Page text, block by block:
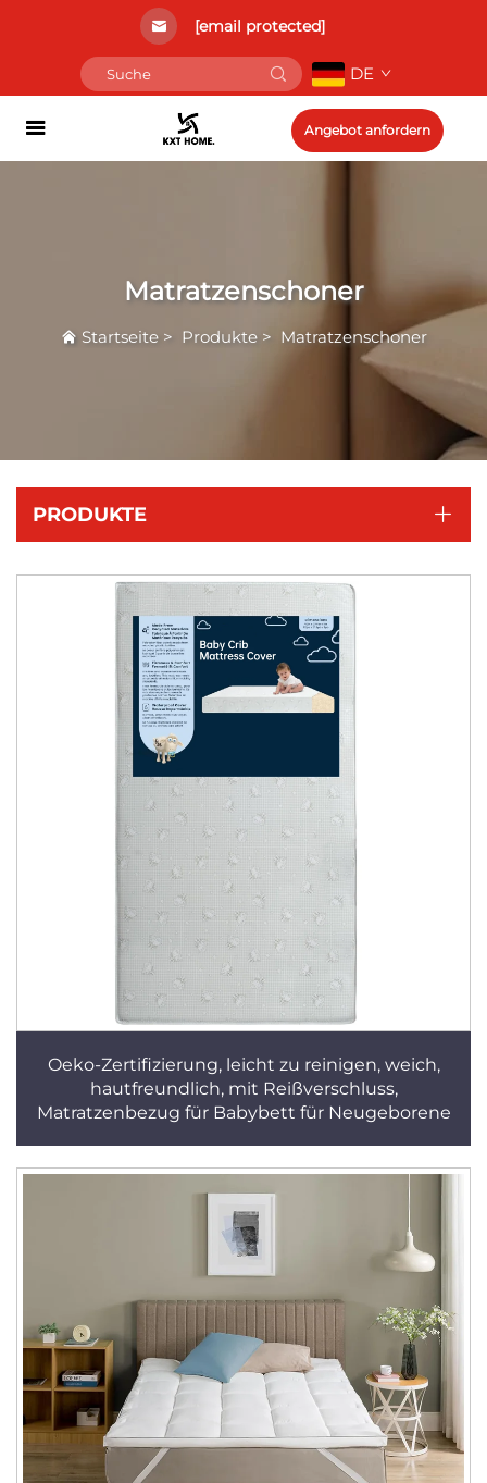
[email protected]
DE
Angebot anfordern
Matratzenschoner
Startseite> Produkte> Matratzenschoner
PRODUKTE
Oeko-Zertifizierung, leicht zu reinigen, weich,
hautfreundlich, mit Reißverschluss,
Matratzenbezug für Babybett für Neugeborene